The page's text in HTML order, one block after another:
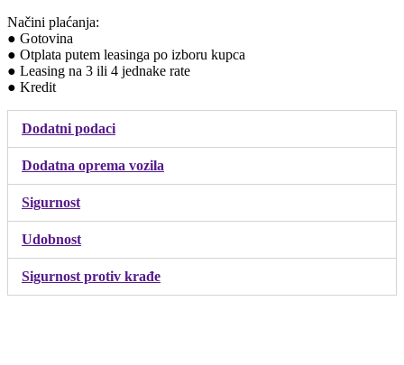
Načini plaćanja:
● Gotovina
● Otplata putem leasinga po izboru kupca
● Leasing na 3 ili 4 jednake rate
● Kredit
Dodatni podaci
Dodatna oprema vozila
Sigurnost
Udobnost
Sigurnost protiv krađe